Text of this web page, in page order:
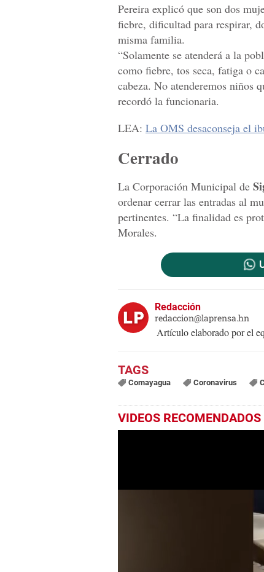
Pereira explicó que son dos
fiebre, dificultad para respirar,
misma familia.
“Solamente se atenderá a la
como fiebre, tos seca, fatiga o
cabeza. No atenderemos niños
recordó la funcionaria.
LEA: La OMS desaconseja el
Cerrado
La Corporación Municipal de
ordenar cerrar las entradas al
pertinentes. “La finalidad es
Morales.
Redacción
redaccion@laprensa.hn
Artículo elaborado por el
Comayagua Coronavirus
VIDEOS RECOMENDADOS